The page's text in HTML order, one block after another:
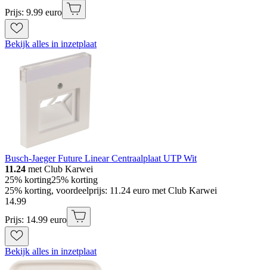
Prijs: 9.99 euro
Bekijk alles in inzetplaat
Busch-Jaeger Future Linear Centraalplaat UTP Wit
11.24 met Club Karwei
25% korting25% korting
25% korting, voordeelprijs: 11.24 euro met Club Karwei
14.99
Prijs: 14.99 euro
Bekijk alles in inzetplaat